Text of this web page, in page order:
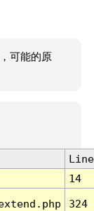
可能的原
Line
14
324